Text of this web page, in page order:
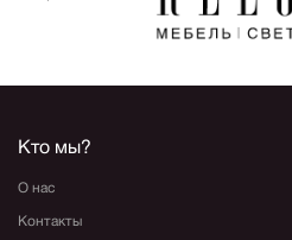
Кто мы?
О нас
Контакты